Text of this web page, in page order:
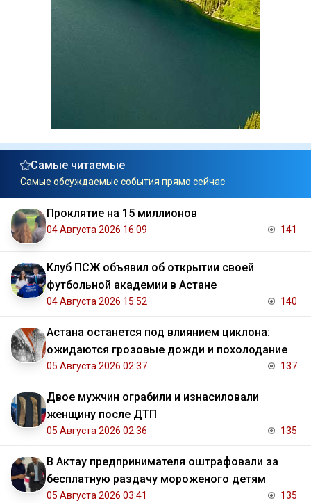
Самые читаемые
Самые обсуждаемые события прямо сейчас
Проклятие на 15 миллионов
04 Августа 2026 16:09 141
Клуб ПСЖ объявил об открытии своей
футбольной академии в Астане
04 Августа 2026 15:52 140
Астана останется под влиянием циклона:
ожидаются грозовые дожди и похолодание
05 Августа 2026 02:37 137
Двое мужчин ограбили и изнасиловали
женщину после ДТП
05 Августа 2026 02:36 135
В Актау предпринимателя оштрафовали за
бесплатную раздачу мороженого детям
05 Августа 2026 03:41 135